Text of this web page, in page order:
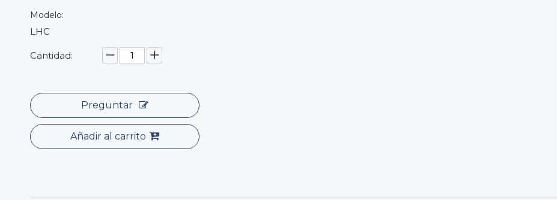
Modelo:
LHC
Cantidad:
Preguntar
Añadir al carrito